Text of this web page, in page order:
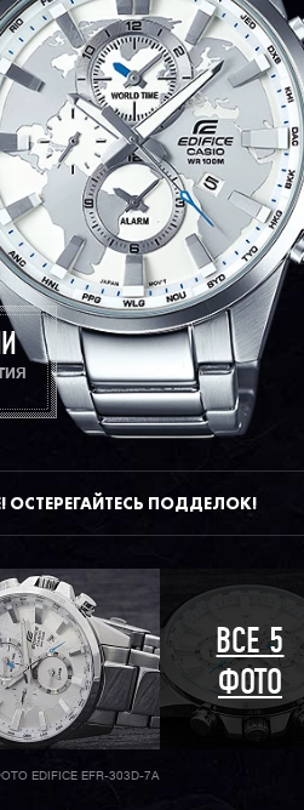
ОСТЕРЕГАЙТЕСЬ ПОДДЕЛОК!
ВСЕ 5
ФОТО
EDIFICE EFR-303D-7A